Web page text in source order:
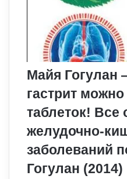
Майя Гогулан
гастрит
таблеток! Все
желудочно-
заболеваний
Гогулан